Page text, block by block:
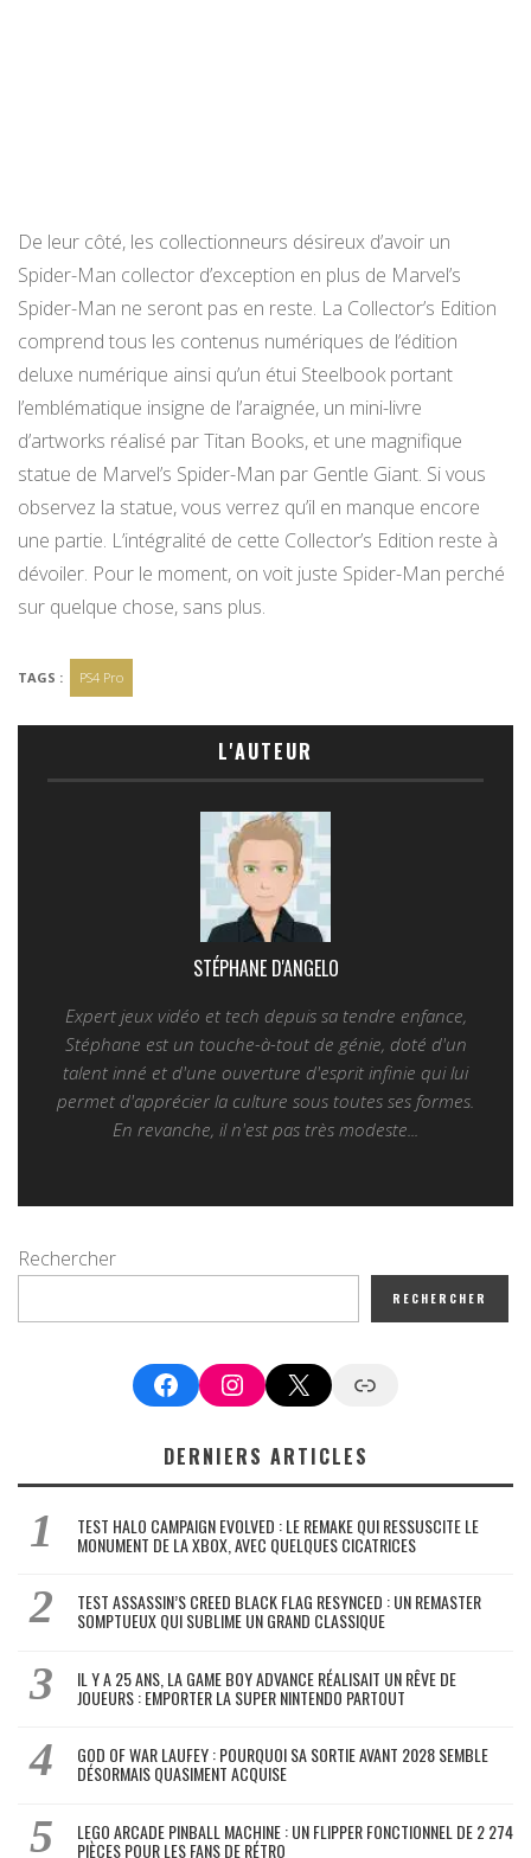
De leur côté, les collectionneurs désireux d’avoir un
Spider-Man collector d’exception en plus de Marvel’s
Spider-Man ne seront pas en reste. La Collector’s Edition
comprend tous les contenus numériques de l’édition
deluxe numérique ainsi qu’un étui Steelbook portant
l’emblématique insigne de l’araignée, un mini-livre
d’artworks réalisé par Titan Books, et une magnifique
statue de Marvel’s Spider-Man par Gentle Giant. Si vous
observez la statue, vous verrez qu’il en manque encore
une partie. L’intégralité de cette Collector’s Edition reste à
dévoiler. Pour le moment, on voit juste Spider-Man perché
sur quelque chose, sans plus.
TAGS : PS4 Pro
L'AUTEUR
STÉPHANE D'ANGELO
Expert jeux vidéo et tech depuis sa tendre enfance,
Stéphane est un touche-à-tout de génie, doté d'un
talent inné et d'une ouverture d'esprit infinie qui lui
permet d'apprécier la culture sous toutes ses formes.
En revanche, il n'est pas très modeste...
Rechercher
RECHERCHER
FacebookInstagram
X Google News
DERNIERS ARTICLES
TEST HALO CAMPAIGN EVOLVED : LE REMAKE QUI RESSUSCITE LE
MONUMENT DE LA XBOX, AVEC QUELQUES CICATRICES
TEST ASSASSIN’S CREED BLACK FLAG RESYNCED : UN REMASTER
SOMPTUEUX QUI SUBLIME UN GRAND CLASSIQUE
IL Y A 25 ANS, LA GAME BOY ADVANCE RÉALISAIT UN RÊVE DE
JOUEURS : EMPORTER LA SUPER NINTENDO PARTOUT
GOD OF WAR LAUFEY : POURQUOI SA SORTIE AVANT 2028 SEMBLE
DÉSORMAIS QUASIMENT ACQUISE
LEGO ARCADE PINBALL MACHINE : UN FLIPPER FONCTIONNEL DE 2 274
PIÈCES POUR LES FANS DE RÉTRO